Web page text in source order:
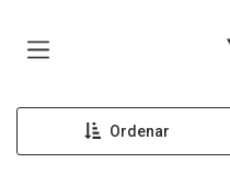
Ordenar